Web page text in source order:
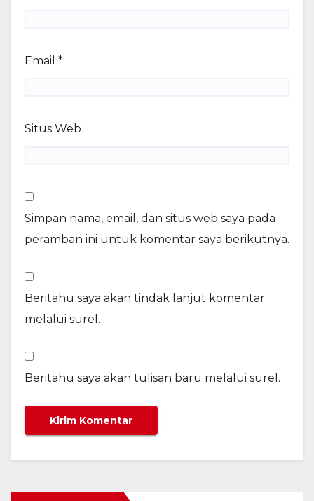
Email *
Situs Web
Simpan nama, email, dan situs web saya pada
peramban ini untuk komentar saya berikutnya.
Beritahu saya akan tindak lanjut komentar
melalui surel.
Beritahu saya akan tulisan baru melalui surel.